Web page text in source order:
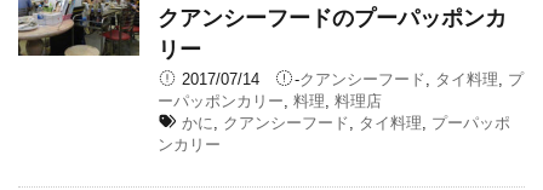
クアンシーフードのプーパッポンカ
リー
2017/07/14 -クアンシーフード タイ料理
プ
ーパッポンカリー 料理 料理店
かに
クアンシーフード タイ料理
プーパッポ
ンカリー